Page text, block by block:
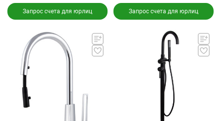
Запрос счета для юрлиц Запрос счета для юрлиц